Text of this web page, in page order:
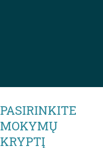
PASIRINKITE
MOKYMŲ
KRYPTĮ